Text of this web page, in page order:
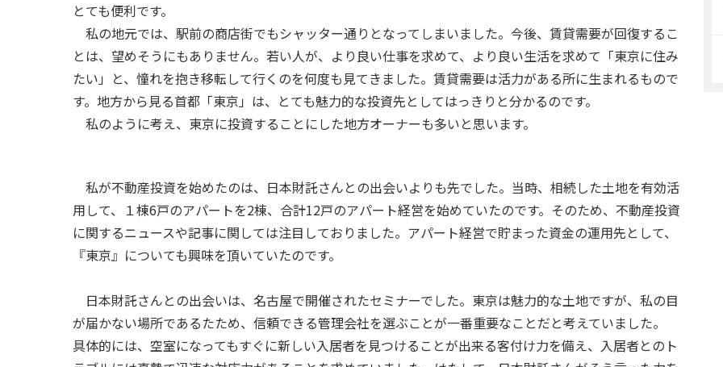
とても便利です。
私の地元では、駅前の商店街でもシャッター通りとなってしまいました。今後、賃貸需要が回復するこ
とは、望めそうにもありません。若い人が、より良い仕事を求めて、より良い生活を求めて「東京に住み
たい」と、憧れを抱き移転して行くのを何度も見てきました。賃貸需要は活力がある所に生まれるもので
す。地方から見る首都「東京」は、とても魅力的な投資先としてはっきりと分かるのです。
私のように考え、東京に投資することにした地方オーナーも多いと思います。
私が不動産投資を始めたのは、日本財託さんとの出会いよりも先でした。当時、相続した土地を有効活
用して、１棟6戸のアパートを2棟、合計12戸のアパート経営を始めていたのです。そのため、不動産投資
に関するニュースや記事に関しては注目しておりました。アパート経営で貯まった資金の運用先として、
『東京』についても興味を頂いていたのです。
日本財託さんとの出会いは、名古屋で開催されたセミナーでした。東京は魅力的な土地ですが、私の目
が届かない場所であるたため、信頼できる管理会社を選ぶことが一番重要なことだと考えていました。
具体的には、空室になってもすぐに新しい入居者を見つけることが出来る客付け力を備え、入居者とのト